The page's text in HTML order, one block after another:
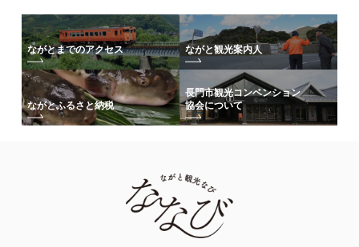
ながとまでのアクセス ながと観光案内人
ながとふるさと納税
長門市観光コンベンション
協会について